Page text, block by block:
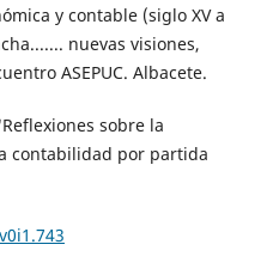
y contable (siglo XV a
nuevas visiones,
ASEPUC. Albacete.
sobre la
contabilidad por partida